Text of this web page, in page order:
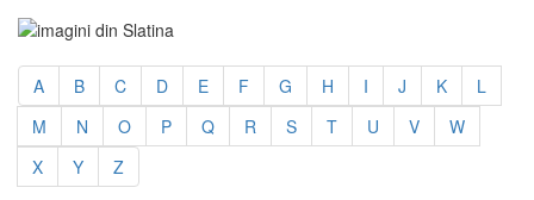
A B C D E F G H I J K
L
M
N O P Q R S T U V
W
X
Y Z